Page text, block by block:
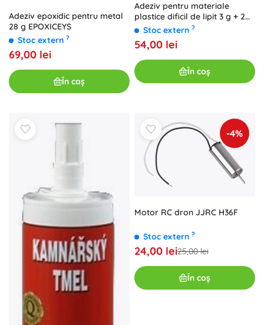
Adeziv epoxidic pentru metal
28 g EPOXICEYS
Stoc extern ?
69,00 lei
În coș
Adeziv pentru materiale
plastice dificil de lipit 3 g + 2
ml / 4 ml CEYS
Stoc extern ?
54,00 lei
În coș
-4%
Motor RC dron JJRC H36F
Stoc extern ?
24,00 lei25,00 lei
În coș